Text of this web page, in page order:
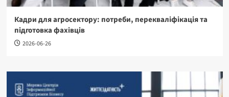
Кадри для агросектору: потреби, перекваліфікація та
підготовка фахівців
2026-06-26